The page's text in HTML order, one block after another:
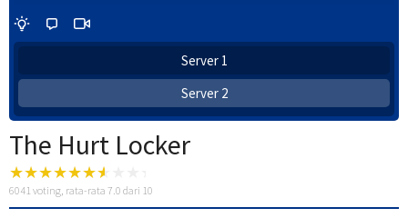
Server 1
Server 2
The Hurt Locker
6041 voting, rata-rata 7.0 dari 10